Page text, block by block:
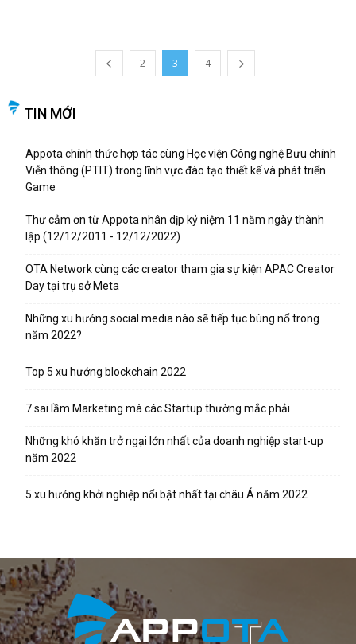
2 3 4
TIN MỚI
Appota chính thức hợp tác cùng Học viện Công nghệ Bưu chính
Viễn thông (PTIT) trong lĩnh vực đào tạo thiết kế và phát triển
Game
Thư cảm ơn từ Appota nhân dịp kỷ niệm 11 năm ngày thành
lập (12/12/2011 - 12/12/2022)
OTA Network cùng các creator tham gia sự kiện APAC Creator
Day tại trụ sở Meta
Những xu hướng social media nào sẽ tiếp tục bùng nổ trong
năm 2022?
Top 5 xu hướng blockchain 2022
7 sai lầm Marketing mà các Startup thường mắc phải
Những khó khăn trở ngại lớn nhất của doanh nghiệp start-up
năm 2022
5 xu hướng khởi nghiệp nổi bật nhất tại châu Á năm 2022